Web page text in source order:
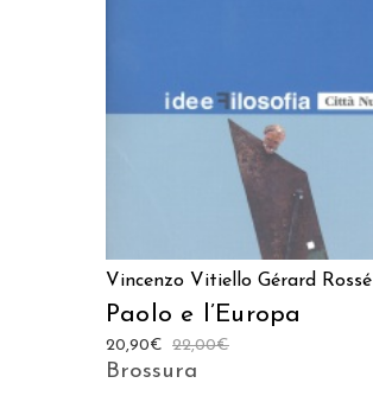
Vincenzo Vitiello Gérard Rossé
Paolo e l’Europa
22,00€
20,90€
Brossura